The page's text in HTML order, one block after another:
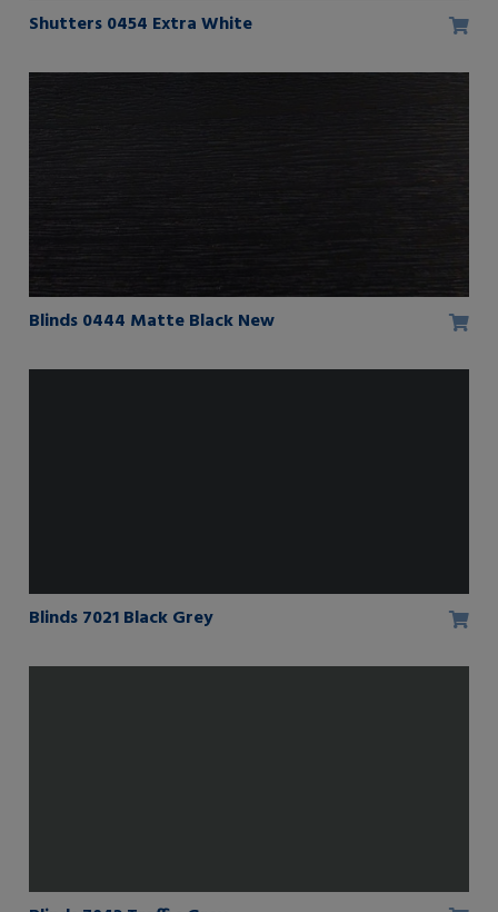
Shutters 0454 Extra White
Blinds 0444 Matte Black New
Blinds 7021 Black Grey